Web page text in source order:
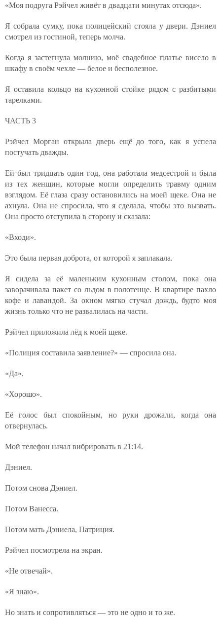
«Моя подруга Рэйчел живёт в двадцати минутах отсюда».
Я собрала сумку, пока полицейский стояла у двери. Дэниел
смотрел из гостиной, теперь молча.
Когда я застегнула молнию, моё свадебное платье висело в
шкафу в своём чехле — белое и бесполезное.
Я оставила кольцо на кухонной стойке рядом с разбитыми
тарелками.
ЧАСТЬ 3
Рэйчел Морган открыла дверь ещё до того, как я успела
постучать дважды.
Ей был тридцать один год, она работала медсестрой и была
из тех женщин, которые могли определить травму одним
взглядом. Её глаза сразу остановились на моей щеке. Она не
ахнула. Она не спросила, что я сделала, чтобы это вызвать.
Она просто отступила в сторону и сказала:
«Входи».
Это была первая доброта, от которой я заплакала.
Я сидела за её маленьким кухонным столом, пока она
заворачивала пакет со льдом в полотенце. В квартире пахло
кофе и лавандой. За окном мягко стучал дождь, будто моя
жизнь только что не развалилась на части.
Рэйчел приложила лёд к моей щеке.
«Полиция составила заявление?» — спросила она.
«Да».
«Хорошо».
Её голос был спокойным, но руки дрожали, когда она
отвернулась.
Мой телефон начал вибрировать в 21:14.
Дэниел.
Потом снова Дэниел.
Потом Ванесса.
Потом мать Дэниела, Патриция.
Рэйчел посмотрела на экран.
«Не отвечай».
«Я знаю».
Но знать и сопротивляться — это не одно и то же.